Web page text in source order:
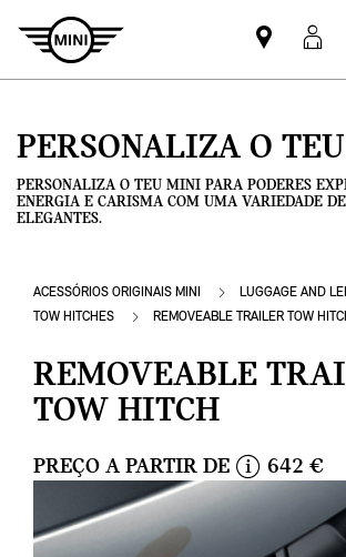
PERSONALIZA O
PERSONALIZA O TEU MINI PARA PODERES
ENERGIA E CARISMA COM UMA VARIEDADE DE
ELEGANTES.
ACESSÓRIOS ORIGINAIS MINI
LUGGAGE AND
TOW HITCHES
REMOVEABLE TRAILER TOW
REMOVEABLE
TOW HITCH
PREÇO A PARTIR DE
i
642 €